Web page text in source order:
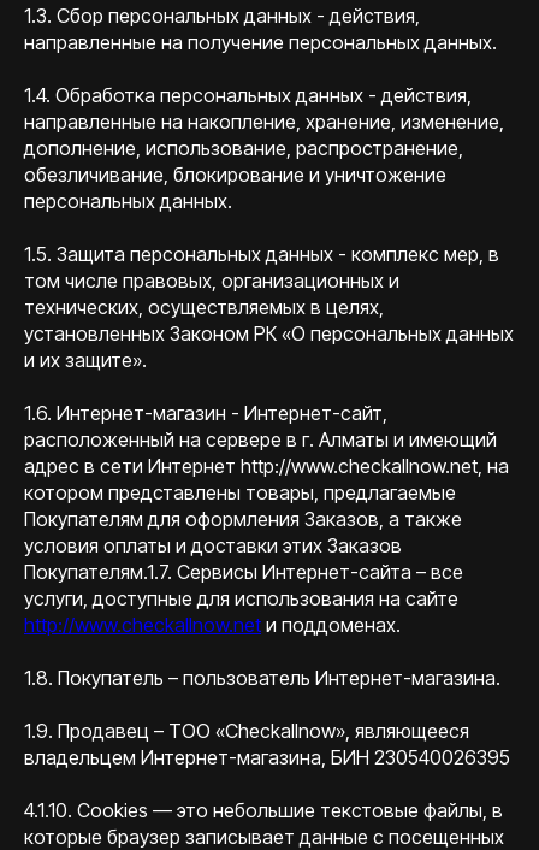
1.3. Сбор персональных данных - действия,
направленные на получение персональных данных.
1.4. Обработка персональных данных - действия,
направленные на накопление, хранение, изменение,
дополнение, использование, распространение,
обезличивание, блокирование и уничтожение
персональных данных.
1.5. Защита персональных данных - комплекс мер, в
том числе правовых, организационных и
технических, осуществляемых в целях,
установленных Законом РК «О персональных данных
и их защите».
1.6. Интернет-магазин - Интернет-сайт,
расположенный на сервере в г. Алматы и имеющий
адрес в сети Интернет http://www.checkallnow.net, на
котором представлены товары, предлагаемые
Покупателям для оформления Заказов, а также
условия оплаты и доставки этих Заказов
Покупателям.1.7. Сервисы Интернет-сайта – все
услуги, доступные для использования на сайте
http://www.checkallnow.net и поддоменах.
1.8. Покупатель – пользователь Интернет-магазина.
1.9. Продавец – TOO «Checkallnow», являющееся
владельцем Интернет-магазина, БИН 230540026395
4.1.10. Cookies — это небольшие текстовые файлы, в
которые браузер записывает данные с посещенных